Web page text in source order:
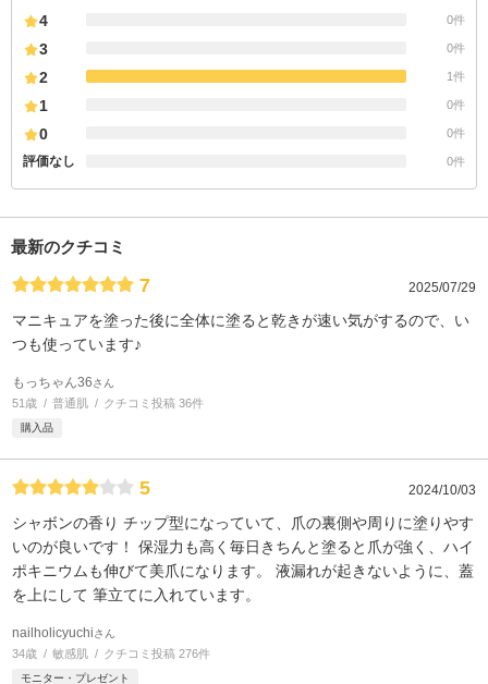
4 0件
3 0件
2 1件
1 0件
0 0件
評価なし 0件
最新のクチコミ
7 2025/07/29
マニキュアを塗った後に全体に塗ると乾きが速い気がするので、い
つも使っています♪
もっちゃん36さん
51歳 普通肌 クチコミ投稿 36件
購入品
5 2024/10/03
シャボンの香り チップ型になっていて、爪の裏側や周りに塗りやす
いのが良いです！ 保湿力も高く毎日きちんと塗ると爪が強く、ハイ
ポキニウムも伸びて美爪になります。 液漏れが起きないように、蓋
を上にして 筆立てに入れています。
nailholicyuchiさん
34歳 敏感肌 クチコミ投稿 276件
モニター・プレゼント